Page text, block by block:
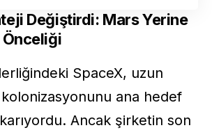
Değiştirdi: Mars Yerine
Önceliği
SpaceX, uzun
ana hedef
Ancak şirketin son